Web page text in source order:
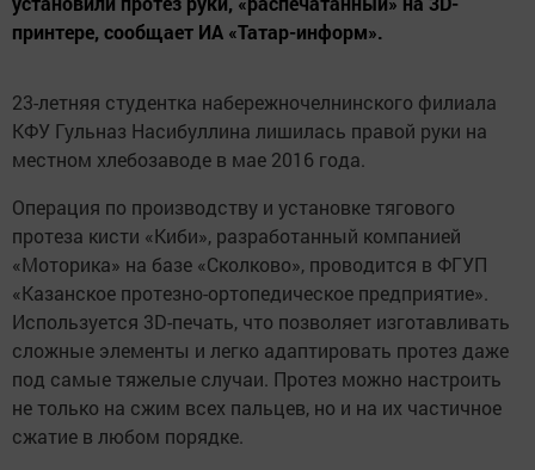
принтере, сообщает ИА «Татар-информ».
23-летняя студентка набережночелнинского филиала
КФУ Гульназ Насибуллина лишилась правой руки на
местном хлебозаводе в мае 2016 года.
Операция по производству и установке тягового
протеза кисти «Киби», разработанный компанией
«Моторика» на базе «Сколково», проводится в ФГУП
«Казанское протезно-ортопедическое предприятие».
Используется 3D-печать, что позволяет изготавливать
сложные элементы и легко адаптировать протез даже
под самые тяжелые случаи. Протез можно настроить
не только на сжим всех пальцев, но и на их частичное
сжатие в любом порядке.